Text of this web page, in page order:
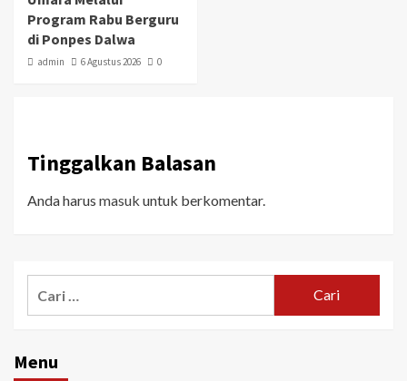
Program Rabu Berguru
di Ponpes Dalwa
admin 6 Agustus 2026 0
Tinggalkan Balasan
Anda harus masuk untuk berkomentar.
Menu